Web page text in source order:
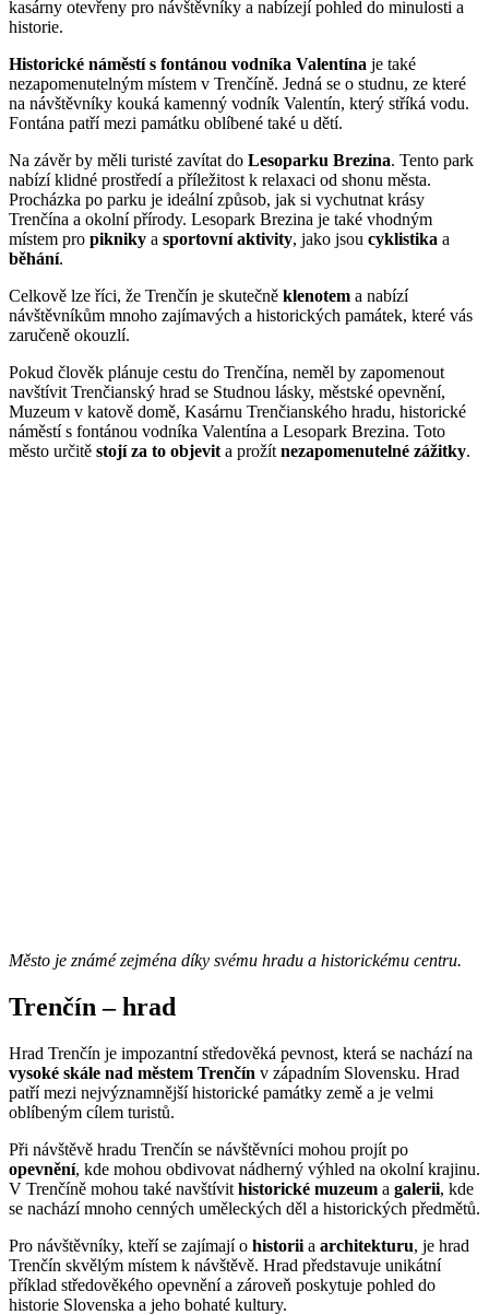
kasárny otevřeny pro návštěvníky a nabízejí pohled do minulosti a
historie.
Historické náměstí s fontánou vodníka Valentína je také
nezapomenutelným místem v Trenčíně. Jedná se o studnu, ze které
na návštěvníky kouká kamenný vodník Valentín, který stříká vodu.
Fontána patří mezi památku oblíbené také u dětí.
Na závěr by měli turisté zavítat do Lesoparku Brezina. Tento park
nabízí klidné prostředí a příležitost k relaxaci od shonu města.
Procházka po parku je ideální způsob, jak si vychutnat krásy
Trenčína a okolní přírody. Lesopark Brezina je také vhodným
místem pro pikniky a sportovní aktivity, jako jsou cyklistika a
běhání.
Celkově lze říci, že Trenčín je skutečně klenotem a nabízí
návštěvníkům mnoho zajímavých a historických památek, které vás
zaručeně okouzlí.
Pokud člověk plánuje cestu do Trenčína, neměl by zapomenout
navštívit Trenčianský hrad se Studnou lásky, městské opevnění,
Muzeum v katově domě, Kasárnu Trenčianského hradu, historické
náměstí s fontánou vodníka Valentína a Lesopark Brezina. Toto
město určitě stojí za to objevit a prožít nezapomenutelné zážitky.
Město je známé zejména díky svému hradu a historickému centru.
Trenčín – hrad
Hrad Trenčín je impozantní středověká pevnost, která se nachází na
vysoké skále nad městem Trenčín v západním Slovensku. Hrad
patří mezi nejvýznamnější historické památky země a je velmi
oblíbeným cílem turistů.
Při návštěvě hradu Trenčín se návštěvníci mohou projít po
opevnění, kde mohou obdivovat nádherný výhled na okolní krajinu.
V Trenčíně mohou také navštívit historické muzeum a galerii, kde
se nachází mnoho cenných uměleckých děl a historických předmětů.
Pro návštěvníky, kteří se zajímají o historii a architekturu, je hrad
Trenčín skvělým místem k návštěvě. Hrad představuje unikátní
příklad středověkého opevnění a zároveň poskytuje pohled do
historie Slovenska a jeho bohaté kultury.